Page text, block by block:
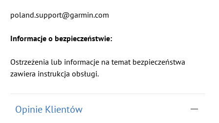
poland.support@garmin.com
Informacje o bezpieczeństwie:
Ostrzeżenia lub informacje na temat bezpieczeństwa
zawiera instrukcja obsługi.
Opinie Klientów